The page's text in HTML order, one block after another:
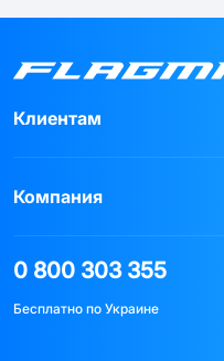
Клиентам
Компания
0 800 303 355
Бесплатно по Украине